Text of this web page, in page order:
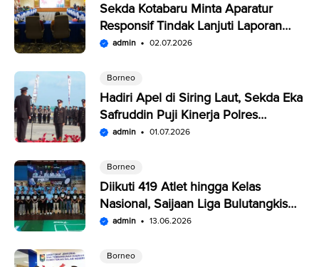
Sekda Kotabaru Minta Aparatur
Responsif Tindak Lanjuti Laporan
Warga di SP4N-LAPOR
admin 02.07.2026
Borneo
Hadiri Apel di Siring Laut, Sekda Eka
Safruddin Puji Kinerja Polres
Kotabaru
admin 01.07.2026
Borneo
Diikuti 419 Atlet hingga Kelas
Nasional, Saijaan Liga Bulutangkis
Memperebutkan Rp109,5 Juta
admin 13.06.2026
Borneo